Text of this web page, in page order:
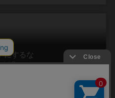
にするな
Suruna